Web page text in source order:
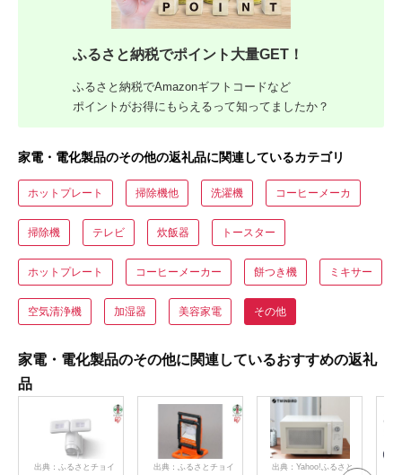
ふるさと納税でポイント大量GET！
ふるさと納税でAmazonギフトコードなど
ポイントがお得にもらえるって知ってましたか？
家電・電化製品のその他の返礼品に関連しているカテゴリ
ホットプレート 掃除機他 洗濯機 コーヒーメーカ
掃除機 テレビ 炊飯器 トースター
ホットプレート コーヒーメーカー 餅つき機 ミキサー
空気清浄機 加湿器 美容家電 その他
家電・電化製品のその他に関連しているおすすめの返礼
品
出典：ふるさとチョイ
出典：ふるさとチョイ
出典：Yahoo!ふるさと